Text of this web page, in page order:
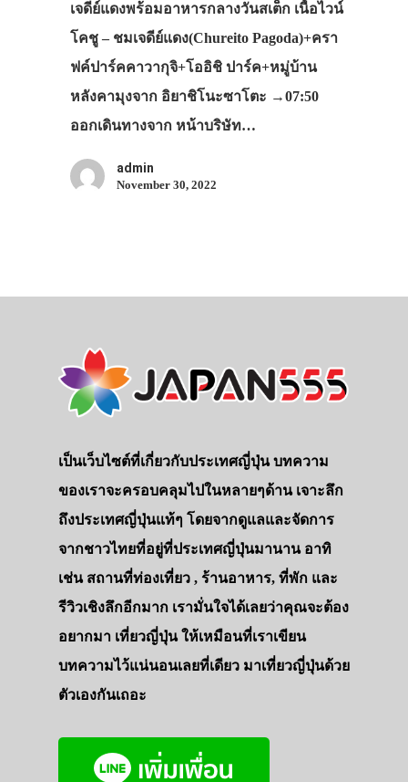
เจดีย์แดงพร้อมอาหารกลางวันสเต็ก เนื้อไวน์
โคชู – ชมเจดีย์แดง(Chureito Pagoda)+ครา
ฟค์ปาร์คคาวากุจิ+โออิชิ ปาร์ค+หมู่บ้าน
หลังคามุงจาก อิยาชิโนะซาโตะ →07:50
ออกเดินทางจาก หน้าบริษัท…
admin
November 30, 2022
เป็นเว็บไซต์ที่เกี่ยวกับประเทศญี่ปุ่น บทความ
ของเราจะครอบคลุมไปในหลายๆด้าน เจาะลึก
ถึงประเทศญี่ปุ่นแท้ๆ โดยจากดูแลและจัดการ
จากชาวไทยที่อยู่ที่ประเทศญี่ปุ่นมานาน อาทิ
เช่น สถานที่ท่องเที่ยว , ร้านอาหาร, ที่พัก และ
รีวิวเชิงลึกอีกมาก เรามั่นใจได้เลยว่าคุณจะต้อง
อยากมา เที่ยวญี่ปุ่น ให้เหมือนที่เราเขียน
บทความไว้แน่นอนเลยที่เดียว มาเที่ยวญี่ปุ่นด้วย
ตัวเองกันเถอะ
เที่ยวญี่ปุ่นด้ว
รถบัส
เดินทาง
ทัวร์
ที่พัก
สาระน่ารู้
VIDEO
ภาพประทับใจ